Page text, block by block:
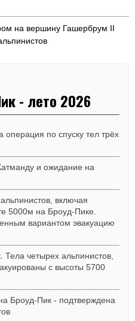
на вершину Гашербрум II
- лето 2026
операция по спуску тел трёх
и ожидание на
включая
5000м на Броуд-Пике.
вариантом эвакуацию
Тела четырех альпинистов,
с высоты 5700
Броуд-Пик - подтверждена